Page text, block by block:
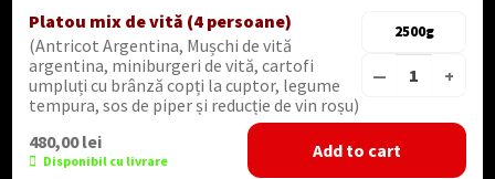
Platou mix de vită (4 persoane)
(Antricot Argentina, Mușchi de vită
argentina, miniburgeri de vită, cartofi
umpluți cu brânză copți la cuptor, legume
tempura, sos de piper și reducție de vin roșu)
2500g
— +
480,00lei
Disponibil cu livrare Add to cart